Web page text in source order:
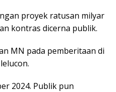
proyek ratusan milyar
kontras dicerna publik.
MN pada pemberitaan di
2024. Publik pun